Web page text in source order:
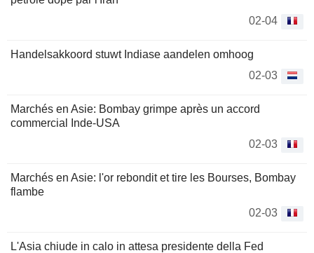
02-04
Handelsakkoord stuwt Indiase aandelen omhoog
02-03
Marchés en Asie: Bombay grimpe après un accord
commercial Inde-USA
02-03
Marchés en Asie: l'or rebondit et tire les Bourses, Bombay
flambe
02-03
L'Asia chiude in calo in attesa presidente della Fed